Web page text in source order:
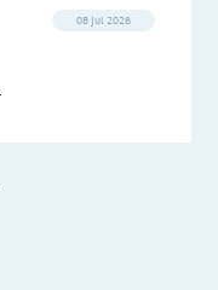
08 jul 2026